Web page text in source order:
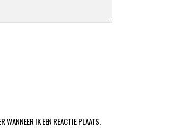
WANNEER IK EEN REACTIE PLAATS.